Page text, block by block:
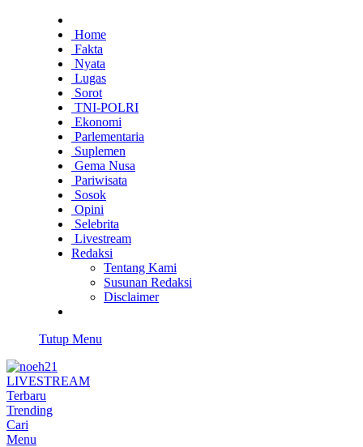
Home
Fakta
Nyata
Lugas
Sorot
TNI-POLRI
Ekonomi
Parlementaria
Suplemen
Gema Nusa
Pariwisata
Sosok
Opini
Selebrita
Livestream
Redaksi
Tentang Kami
Susunan Redaksi
Disclaimer
Tutup Menu
LIVESTREAM
Terbaru
Trending
Cari
Menu